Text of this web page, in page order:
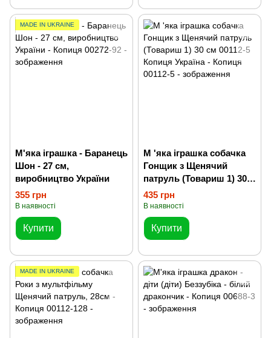
MADE IN UKRAINE
М'яка іграшка - Баранець
Шон - 27 см,
виробництво України
355 грн
В наявності
Купити
М 'яка іграшка собачка
Гонщик з Щенячий
патруль (Товариш 1) 30
см 00112-5 Копиця
Україна
435 грн
В наявності
Купити
MADE IN UKRAINE